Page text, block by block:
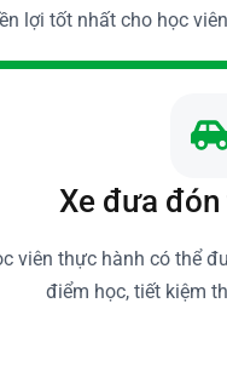
lợi tốt nhất cho học
Xe đưa
viên thực hành có thể
điểm học, tiết kiệm